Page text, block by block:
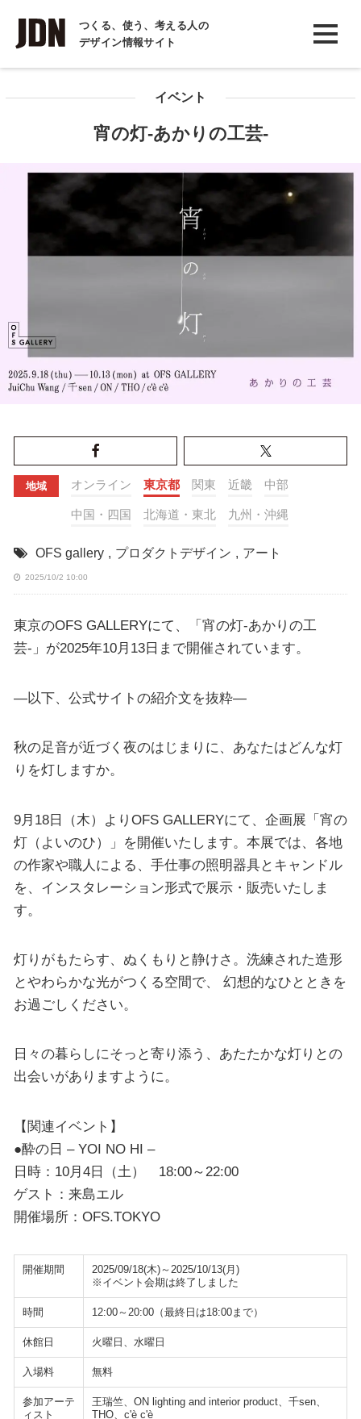
つくる、使う、考える人の
デザイン情報サイト
INTERVIEW
インタビュー
コラム
イベント
宵の灯-あかりの工芸-
地域 オンライン 東京都 関東 近畿 中部
中国・四国 北海道・東北 九州・沖縄
OFS gallery , プロダクトデザイン , アート
2025/10/2 10:00
東京のOFS GALLERYにて、「宵の灯-あかりの工
芸-」が2025年10月13日まで開催されています。
—以下、公式サイトの紹介文を抜粋—
秋の足音が近づく夜のはじまりに、あなたはどんな灯
りを灯しますか。
9月18日（木）よりOFS GALLERYにて、企画展「宵の
灯（よいのひ）」を開催いたします。本展では、各地
の作家や職人による、手仕事の照明器具とキャンドル
を、インスタレーション形式で展示・販売いたしま
す。
灯りがもたらす、ぬくもりと静けさ。洗練された造形
とやわらかな光がつくる空間で、 幻想的なひとときを
お過ごしください。
日々の暮らしにそっと寄り添う、あたたかな灯りとの
出会いがありますように。
【関連イベント】
●酔の日 – YOI NO HI –
日時：10月4日（土） 18:00～22:00
ゲスト：来島エル
開催場所：OFS.TOKYO
開催期間
2025/09/18(木)～2025/10/13(月)
※イベント会期は終了しました
時間 12:00～20:00（最終日は18:00まで）
休館日 火曜日、水曜日
入場料 無料
参加アーテ
ィスト
王瑞竺、ON lighting and interior product、千sen、
THO、c'è c'è